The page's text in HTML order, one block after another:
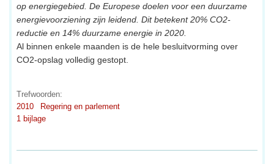
op energiegebied. De Europese doelen voor een duurzame
energievoorziening zijn leidend. Dit betekent 20% CO2-
reductie en 14% duurzame energie in 2020.
Al binnen enkele maanden is de hele besluitvorming over
CO2-opslag volledig gestopt.
Trefwoorden:
2010
Regering en parlement
1 bijlage